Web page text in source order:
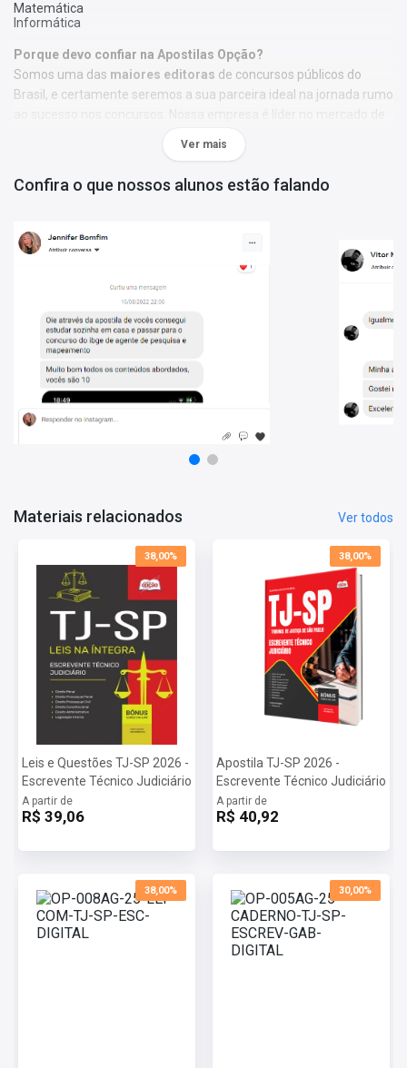
Matemática
Informática
Porque devo confiar na Apostilas Opção?
Somos uma das maiores editoras de concursos públicos do
Brasil, e certamente seremos a sua parceira ideal na jornada rumo
excelência para impulsionar o seu aprendizado. Com professores
acesso ao conhecimento, nós estamos aqui para transformar
inovadoras são cuidadosamente elaboradas para oferecer uma
preparação completa e eficiente, proporcionando a você as
ferramentas necessárias para alcançar o seu objetivo.
Mais informações sobre o concurso TJ-SP 2024:
Vagas:
60 vagas
Inscrições:De 05/09/2024 a 14/10/2024
Salário:R$ 9.157,82
Taxa de Inscrição:R$ 96,00
Provas:15/12/2024
Organizadora:
Ver mais
Confira o que nossos alunos estão falando
Materiais relacionados Ver todos
38,00%
Leis e Questões TJ-SP 2026 -
Escrevente Técnico Judiciário
A partir de
R$ 39,06
38,00%
Apostila TJ-SP 2026 -
Escrevente Técnico Judiciário
A partir de
R$ 40,92
38,00% 30,00%